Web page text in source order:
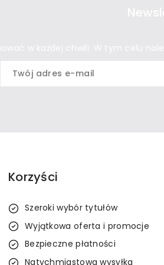
Korzyści
Szeroki wybór tytułów
Wyjątkowa oferta i promocje
Bezpieczne płatności
Natychmiastowa wysyłka